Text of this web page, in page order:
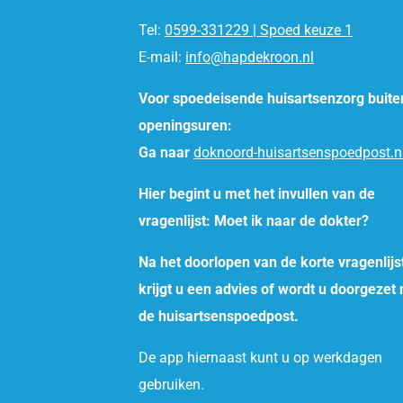
Tel: 0599-331229 | Spoed keuze 1
E-mail: info@hapdekroon.nl
Voor spoedeisende huisartsenzorg
openingsuren:
Ga naar doknoord-
Hier begint u met het invullen van de
vragenlijst: Moet ik naar de dokter?
Na het doorlopen van de korte
krijgt u een advies of wordt u doorgezet
de huisartsenspoedpost.
De app hiernaast kunt u op werkdagen
gebruiken.